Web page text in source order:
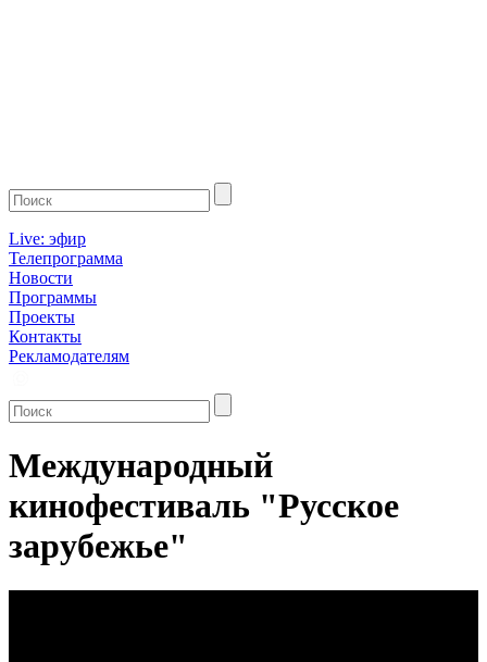
Live: эфир
Телепрограмма
Новости
Программы
Проекты
Контакты
Рекламодателям
Международный
кинофестиваль "Русское
зарубежье"